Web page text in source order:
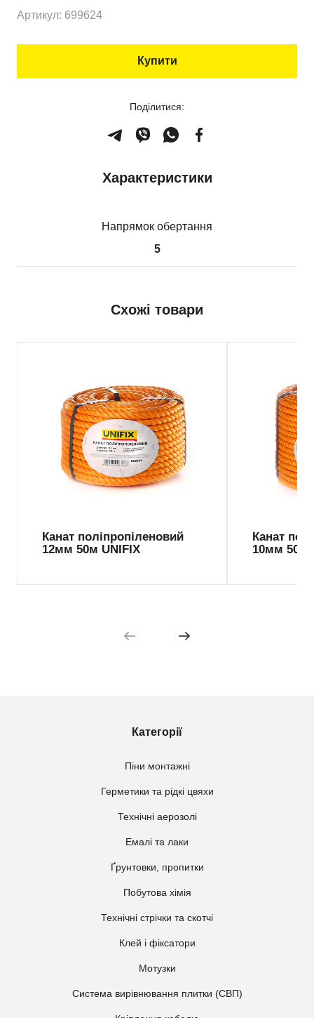
Артикул: 699624
Купити
Поділитися:
Характеристики
Напрямок обертання
5
Схожі товари
Канат поліпропіленовий
12мм 50м UNIFIX
Канат
10мм 50м
Категорії
Піни монтажні
Герметики та рідкі цвяхи
Технічні аерозолі
Емалі та лаки
Ґрунтовки, пропитки
Побутова хімія
Технічні стрічки та скотчі
Клей і фіксатори
Мотузки
Система вирівнювання плитки (СВП)